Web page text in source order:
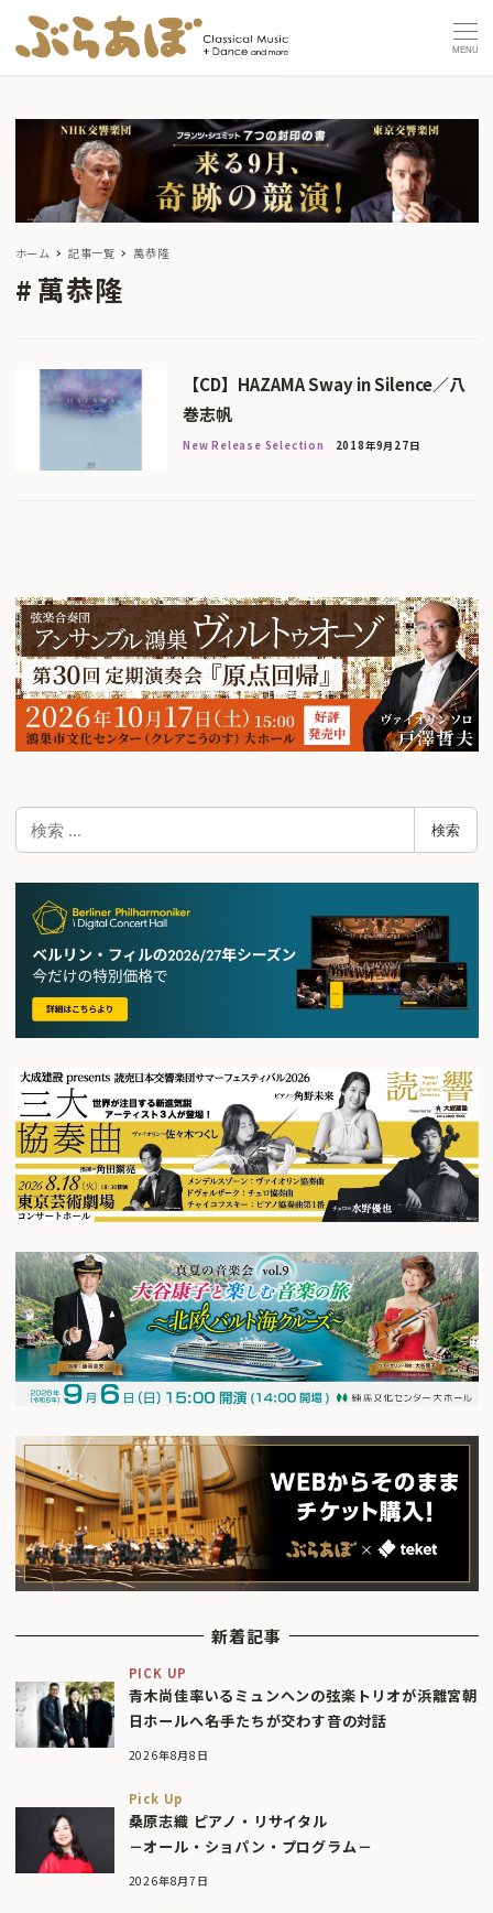
MENU
ホーム 記事一覧 萬恭隆
萬恭隆
【CD】HAZAMA Sway in Silence／八
巻志帆
New Release Selection 2018年9月27日
検
索
検索
新着記事
PICK UP
青木尚佳率いるミュンヘンの弦楽トリオが浜離宮朝
日ホールへ――名手たちが交わす音の対話
2026年8月8日
Pick Up
桑原志織 ピアノ・リサイタル
－オール・ショパン・プログラム－
2026年8月7日